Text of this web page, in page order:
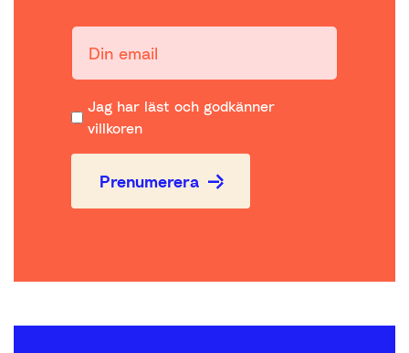
Jag har läst och godkänner
villkoren
Prenumerera